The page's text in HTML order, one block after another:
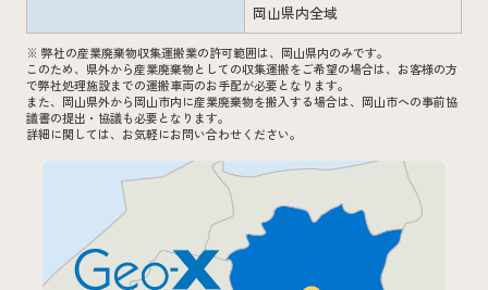
岡山県内全域
※ 弊社の産業廃棄物収集運搬業の許可範囲は、岡山県内のみです。
このため、県外から産業廃棄物としての収集運搬をご希望の場合は、お客様の方
で弊社処理施設までの運搬車両のお手配が必要となります。
また、岡山県外から岡山市内に産業廃棄物を搬入する場合は、岡山市への事前協
議書の提出・協議も必要となります。
詳細に関しては、お気軽にお問い合わせください。